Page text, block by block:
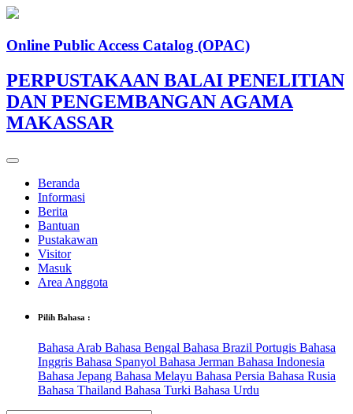
Online Public Access Catalog (OPAC)
PERPUSTAKAAN BALAI PENELITIAN
DAN PENGEMBANGAN AGAMA
MAKASSAR
Beranda
Informasi
Berita
Bantuan
Pustakawan
Visitor
Masuk
Area Anggota
Pilih Bahasa :
Bahasa Arab Bahasa Bengal Bahasa Brazil Portugis Bahasa
Inggris Bahasa Spanyol Bahasa Jerman Bahasa Indonesia
Bahasa Jepang Bahasa Melayu Bahasa Persia Bahasa Rusia
Bahasa Thailand Bahasa Turki Bahasa Urdu